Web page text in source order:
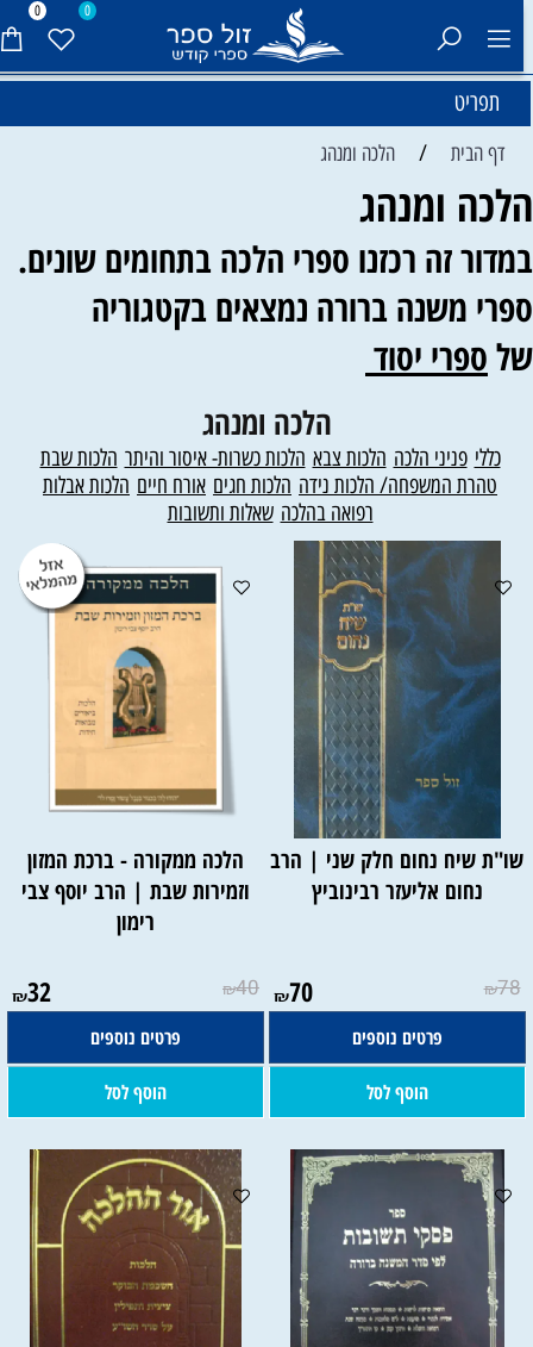
0 0
תפריט
דף הבית / הלכה ומנהג
ומנהג
זה רכזנו ספרי הלכה בתחומים שונים.
משנה ברורה נמצאים בקטגוריה
ספרי יסוד
הלכה ומנהג
כללי פניני הלכה הלכות צבא הלכות כשרות- איסור והיתר הלכות שבת
טהרת המשפחה/ הלכות נידה הלכות חגים אורח חיים הלכות אבלות
רפואה בהלכה שאלות ותשובות
שו"ת שיח נחום חלק שני | הרב
נחום אליעזר רבינוביץ
₪78
₪70
פרטים נוספים
הוסף לסל
הלכה ממקורה - ברכת המזון
וזמירות שבת | הרב יוסף צבי
רימון
₪40
₪32
פרטים נוספים
הוסף לסל